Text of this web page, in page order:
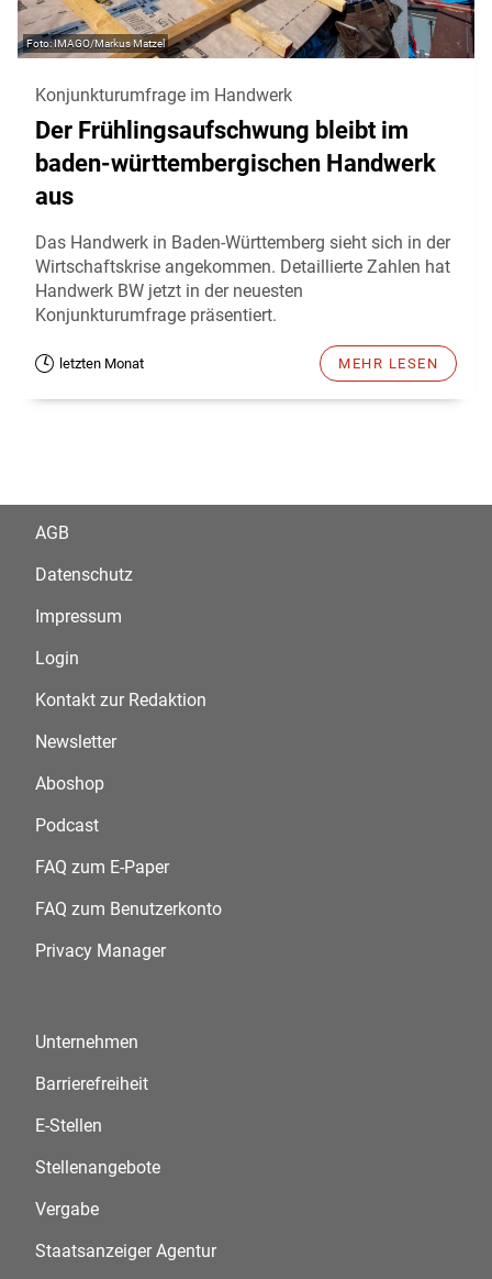
IMAGO/Markus Matzel
Konjunkturumfrage im Handwerk
Der Frühlingsaufschwung bleibt im
baden-württembergischen Handwerk
aus
Das Handwerk in Baden-Württemberg sieht sich in der
Wirtschaftskrise angekommen. Detaillierte Zahlen hat
Handwerk BW jetzt in der neuesten
Konjunkturumfrage präsentiert.
letzten Monat MEHR LESEN
AGB
Datenschutz
Impressum
Login
Kontakt zur Redaktion
Newsletter
Aboshop
Podcast
FAQ zum E-Paper
FAQ zum Benutzerkonto
Privacy Manager
Unternehmen
Barrierefreiheit
E-Stellen
Stellenangebote
Vergabe
Staatsanzeiger Agentur